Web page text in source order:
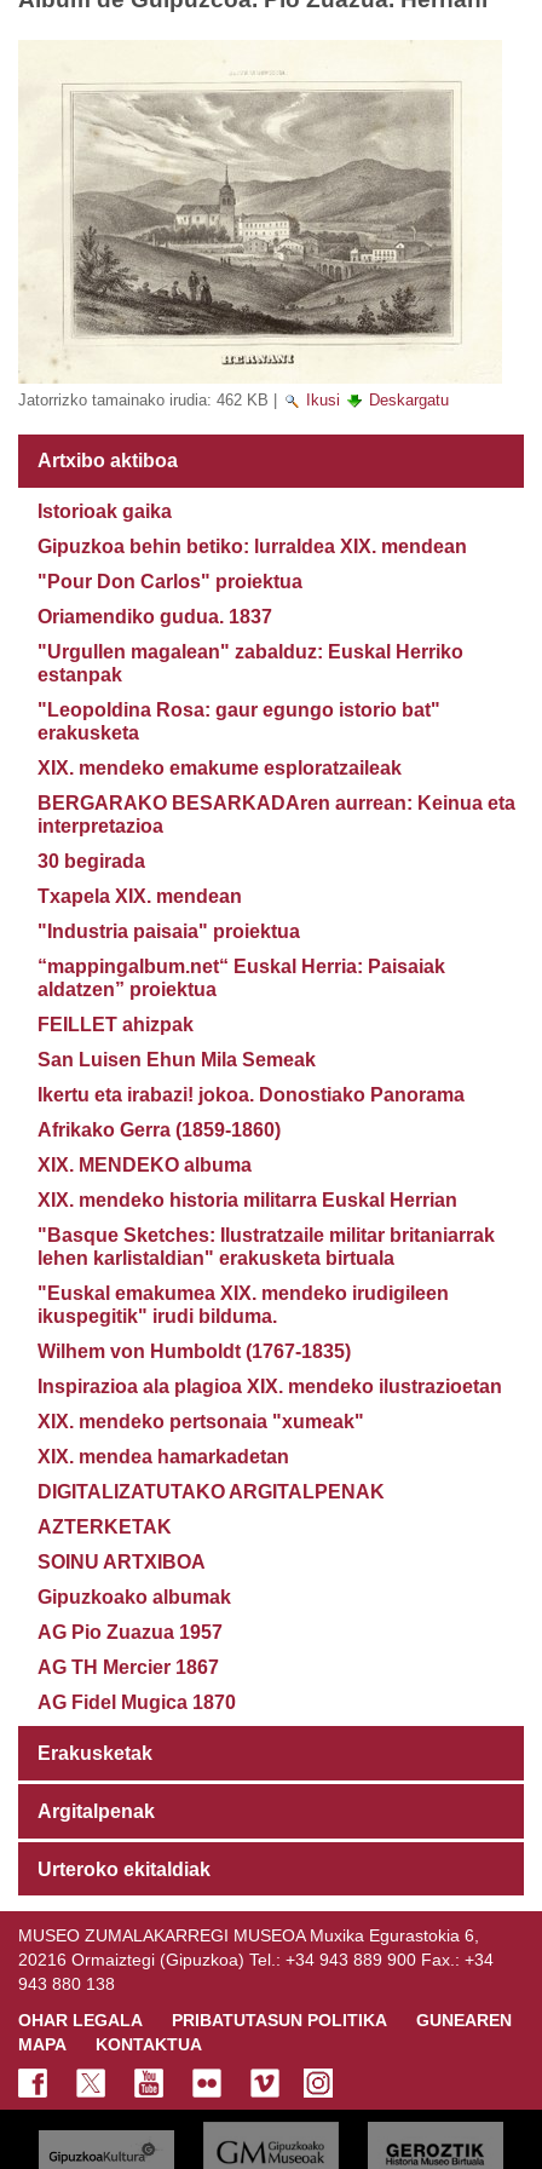
Jatorrizko tamainako irudia: 462 KB | Ikusi Deskargatu
Artxibo aktiboa
Istorioak gaika
Gipuzkoa behin betiko: lurraldea XIX. mendean
"Pour Don Carlos" proiektua
Oriamendiko gudua. 1837
"Urgullen magalean" zabalduz: Euskal Herriko
estanpak
"Leopoldina Rosa: gaur egungo istorio bat"
erakusketa
XIX. mendeko emakume esploratzaileak
BERGARAKO BESARKADAren aurrean: Keinua eta
interpretazioa
30 begirada
Txapela XIX. mendean
"Industria paisaia" proiektua
“mappingalbum.net“ Euskal Herria: Paisaiak
aldatzen” proiektua
FEILLET ahizpak
San Luisen Ehun Mila Semeak
Ikertu eta irabazi! jokoa. Donostiako Panorama
Afrikako Gerra (1859-1860)
XIX. MENDEKO albuma
XIX. mendeko historia militarra Euskal Herrian
"Basque Sketches: Ilustratzaile militar britaniarrak
lehen karlistaldian" erakusketa birtuala
"Euskal emakumea XIX. mendeko irudigileen
ikuspegitik" irudi bilduma.
Wilhem von Humboldt (1767-1835)
Inspirazioa ala plagioa XIX. mendeko ilustrazioetan
XIX. mendeko pertsonaia "xumeak"
XIX. mendea hamarkadetan
DIGITALIZATUTAKO ARGITALPENAK
AZTERKETAK
SOINU ARTXIBOA
Gipuzkoako albumak
AG Pio Zuazua 1957
AG TH Mercier 1867
AG Fidel Mugica 1870
Erakusketak
Argitalpenak
Urteroko ekitaldiak
MUSEO ZUMALAKARREGI MUSEOA Muxika Egurastokia 6,
20216 Ormaiztegi (Gipuzkoa) Tel.: +34 943 889 900 Fax.: +34
943 880 138
OHAR LEGALA
PRIBATUTASUN POLITIKA
GUNEAREN
MAPA
KONTAKTUA